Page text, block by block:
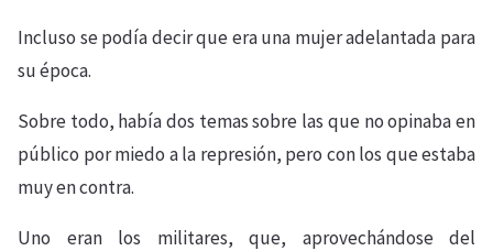
Incluso se podía decir que era una mujer adelantada para
su época.
Sobre todo, había dos temas sobre las que no opinaba en
público por miedo a la represión, pero con los que estaba
muy en contra.
Uno eran los militares, que, aprovechándose del